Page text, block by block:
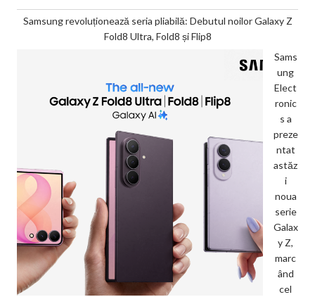
Samsung revoluționează seria pliabilă: Debutul noilor Galaxy Z
Fold8 Ultra, Fold8 și Flip8
Sams
ung
Elect
ronic
s a
preze
ntat
astăz
i
noua
serie
Galax
y Z,
marc
ând
cel